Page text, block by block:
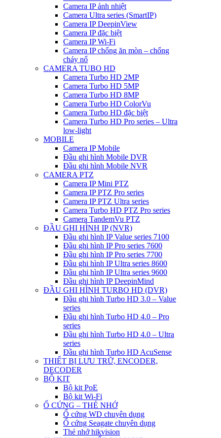
Camera IP ảnh nhiệt
Camera Ultra series (SmartIP)
Camera IP DeepinView
Camera IP đặc biệt
Camera IP Wi-Fi
Camera IP chống ăn mòn – chống
cháy nổ
CAMERA TUBO HD
Camera Turbo HD 2MP
Camera Turbo HD 5MP
Camera Turbo HD 8MP
Camera Turbo HD ColorVu
Camera Turbo HD đặc biệt
Camera Turbo HD Pro series – Ultra
low-light
MOBILE
Camera IP Mobile
Đầu ghi hình Mobile DVR
Đầu ghi hình Mobile NVR
CAMERA PTZ
Camera IP Mini PTZ
Camera IP PTZ Pro series
Camera IP PTZ Ultra series
Camera Turbo HD PTZ Pro series
Camera TandemVu PTZ
ĐẦU GHI HÌNH IP (NVR)
Đầu ghi hình IP Value series 7100
Đầu ghi hình IP Pro series 7600
Đầu ghi hình IP Pro series 7700
Đầu ghi hình IP Ultra series 8600
Đầu ghi hình IP Ultra series 9600
Đầu ghi hình IP DeepinMind
ĐẦU GHI HÌNH TURBO HD (DVR)
Đầu ghi hình Turbo HD 3.0 – Value
series
Đầu ghi hình Turbo HD 4.0 – Pro
series
Đầu ghi hình Turbo HD 4.0 – Ultra
series
Đầu ghi hình Turbo HD AcuSense
THIẾT BỊ LƯU TRỮ, ENCODER,
DECODER
BỘ KIT
Bộ kit PoE
Bộ kit Wi-Fi
Ổ CỨNG – THẺ NHỚ
Ổ cứng WD chuyên dụng
Ổ cứng Seagate chuyên dụng
Thẻ nhớ hikvision